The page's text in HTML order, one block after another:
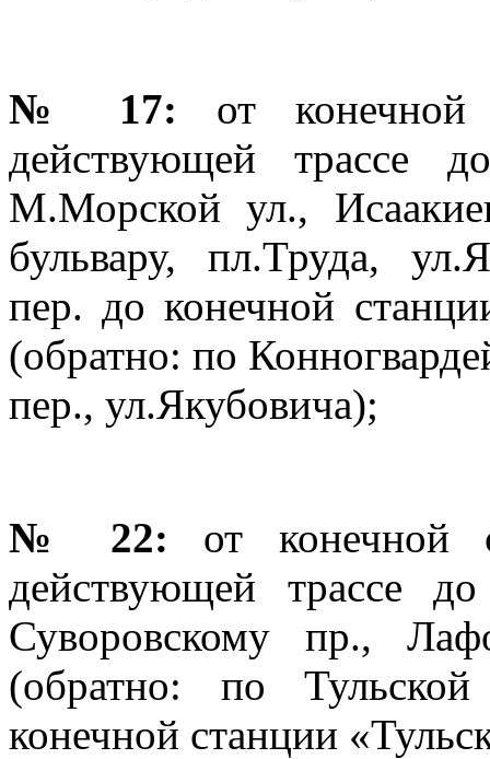
№ 17: от конечной
действующей трассе
М.Морской ул.,
бульвару, пл.Труда,
пер. до конечной
(обратно: по
пер., ул.Якубовича);
№ 22: от конечной
действующей трассе
Суворовскому пр.,
(обратно: по
конечной станции